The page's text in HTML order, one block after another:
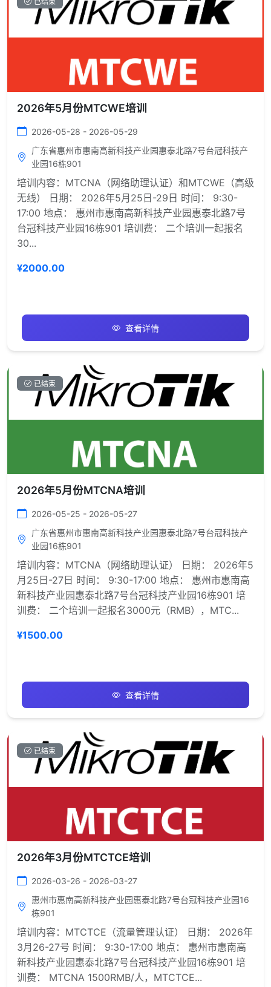
2026年5月份MTCWE培训
2026-05-28 - 2026-05-29
广东省惠州市惠南高新科技产业园惠泰北路7号台冠科技产
业园16栋901
培训内容：MTCNA（网络助理认证）和MTCWE（高级
无线） 日期： 2026年5月25日-29日 时间： 9:30-
17:00 地点： 惠州市惠南高新科技产业园惠泰北路7号
台冠科技产业园16栋901 培训费： 二个培训一起报名
30...
¥2000.00
查看详情
已结束
2026年5月份MTCNA培训
2026-05-25 - 2026-05-27
广东省惠州市惠南高新科技产业园惠泰北路7号台冠科技产
业园16栋901
培训内容：MTCNA（网络助理认证） 日期： 2026年5
月25日-27日 时间： 9:30-17:00 地点： 惠州市惠南高
新科技产业园惠泰北路7号台冠科技产业园16栋901 培
训费： 二个培训一起报名3000元（RMB），MTC...
¥1500.00
查看详情
已结束
2026年3月份MTCTCE培训
2026-03-26 - 2026-03-27
惠州市惠南高新科技产业园惠泰北路7号台冠科技产业园16
栋901
培训内容：MTCTCE（流量管理认证） 日期： 2026年
3月26-27号 时间： 9:30-17:00 地点： 惠州市惠南高
新科技产业园惠泰北路7号台冠科技产业园16栋901 培
训费： MTCNA 1500RMB/人，MTCTCE...